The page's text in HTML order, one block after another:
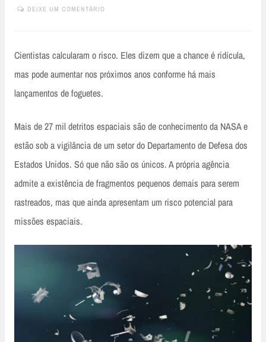
DEIXE UM COMENTÁRIO
Cientistas calcularam o risco. Eles dizem que a chance é ridícula,
mas pode aumentar nos próximos anos conforme há mais
lançamentos de foguetes.
Mais de 27 mil detritos espaciais são de conhecimento da NASA e
estão sob a vigilância de um setor do Departamento de Defesa dos
Estados Unidos. Só que não são os únicos. A própria agência
admite a existência de fragmentos pequenos demais para serem
rastreados, mas que ainda apresentam um risco potencial para
missões espaciais.